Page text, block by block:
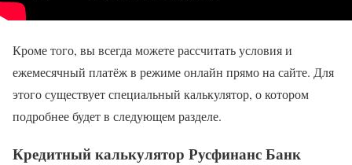
Кроме того, вы всегда можете рассчитать условия и
ежемесячный платёж в режиме онлайн прямо на сайте. Для
этого существует специальный калькулятор, о котором
подробнее будет в следующем разделе.
Кредитный калькулятор Русфинанс Банк